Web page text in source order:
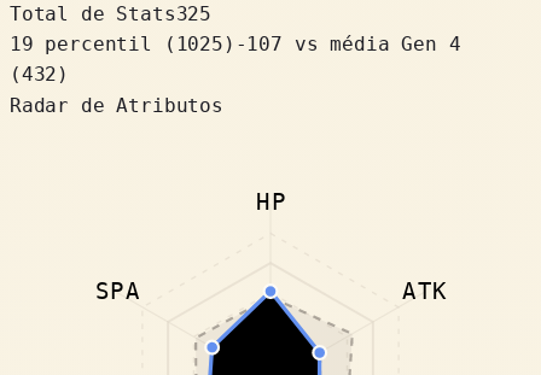
Total de Stats325
19 percentil
( 1025 ) -107
vs média Gen 4
(432)
Radar de Atributos
HP
ATK
SPA